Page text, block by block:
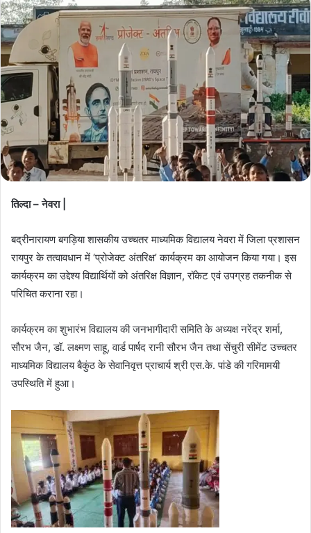
तिल्दा – नेवरा |
बद्रीनारायण बगड़िया शासकीय उच्चतर माध्यमिक विद्यालय नेवरा में जिला प्रशासन
रायपुर के तत्वावधान में ‘प्रोजेक्ट अंतरिक्ष’ कार्यक्रम का आयोजन किया गया। इस
कार्यक्रम का उद्देश्य विद्यार्थियों को अंतरिक्ष विज्ञान, रॉकेट एवं उपग्रह तकनीक से
परिचित कराना रहा।
कार्यक्रम का शुभारंभ विद्यालय की जनभागीदारी समिति के अध्यक्ष नरेंद्र शर्मा,
सौरभ जैन, डॉ. लक्ष्मण साहू, वार्ड पार्षद रानी सौरभ जैन तथा सेंचुरी सीमेंट उच्चतर
माध्यमिक विद्यालय बैकुंठ के सेवानिवृत्त प्राचार्य श्री एस.के. पांडे की गरिमामयी
उपस्थिति में हुआ।